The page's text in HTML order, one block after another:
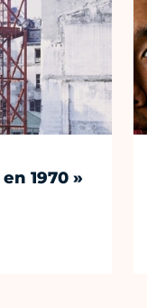
1970 »